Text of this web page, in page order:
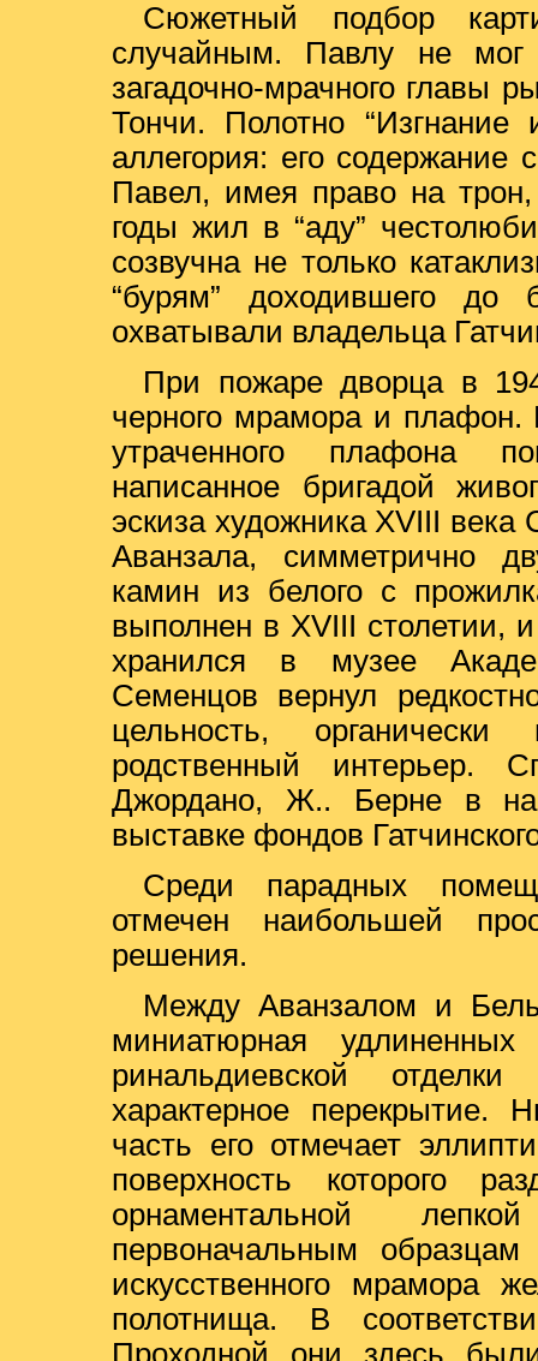
Сюжетный подбор
случайным. Павлу не мог
загадочно-мрачного главы
Тончи. Полотно “Изгнание
аллегория: его содержание
Павел, имея право на
годы жил в “аду”
созвучна не только
“бурям” доходившего до
охватывали владельца
При пожаре дворца в
черного мрамора и плафон.
утраченного плафона
написанное бригадой
эскиза художника XVIII
Аванзала, симметрично
камин из белого с
выполнен в XVIII столетии,
хранился в музее
Семенцов вернул
цельность,
родственный интерьер.
Джордано, Ж.. Берне в
выставке фондов
Среди парадных
отмечен наибольшей
решения.
Между Аванзалом и
миниатюрная
ринальдиевской
характерное перекрытие.
часть его отмечает
поверхность которого
орнаментальной
первоначальным
искусственного мрамора
полотнища. В
Проходной они здесь